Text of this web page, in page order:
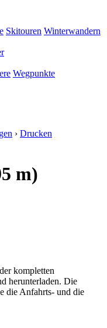
Skitouren Winterwandern
Wegpunkte
› Drucken
m)
kompletten
herunterladen. Die
die Anfahrts- und die